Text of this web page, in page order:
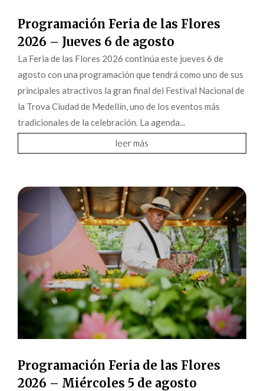
Programación Feria de las Flores
2026 – Jueves 6 de agosto
La Feria de las Flores 2026 continúa este jueves 6 de
agosto con una programación que tendrá como uno de sus
principales atractivos la gran final del Festival Nacional de
la Trova Ciudad de Medellín, uno de los eventos más
tradicionales de la celebración. La agenda...
leer más
Programación Feria de las Flores
2026 – Miércoles 5 de agosto